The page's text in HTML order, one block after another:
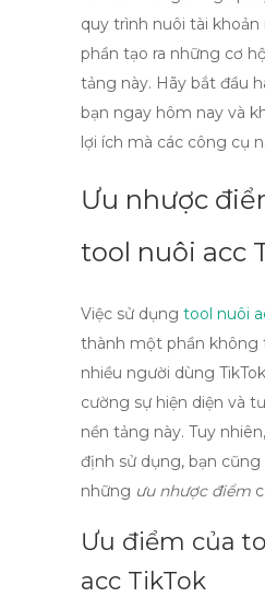
quy trình nuôi tài
phần tạo ra những cơ
tảng này. Hãy bắt đầu
bạn ngay hôm nay và
lợi ích mà các công cụ
Ưu nhược
tool nuôi acc
Việc sử dụng tool nuôi
thành một phần không
nhiều người dùng
cường sự hiện diện và
nền tảng này. Tuy
định sử dụng, bạn
những ưu nhược điểm
Ưu điểm của
acc TikTok